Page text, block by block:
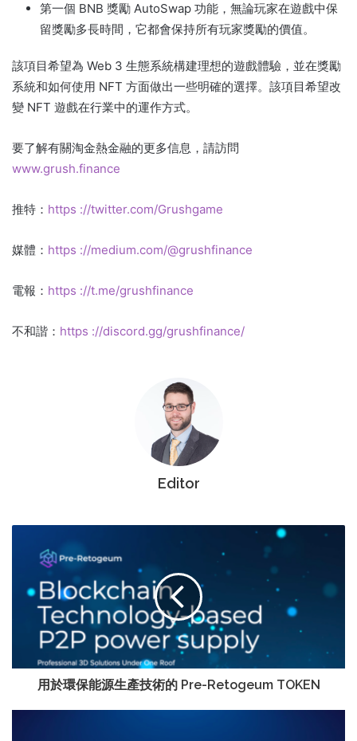
第一個 BNB 獎勵 AutoSwap 功能，無論玩家在遊戲中保
留獎勵多長時間，它都會保持所有玩家獎勵的價值。
該項目希望為 Web 3 生態系統構建理想的遊戲體驗，並在獎勵
系統和如何使用 NFT 方面做出一些明確的選擇。 該項目希望改
變 NFT 遊戲在行業中的運作方式。
要了解有關淘金熱金融的更多信息，請訪問
www.grush.finance
推特： https ://twitter.com/Grushgame
媒體： https ://medium.com/@grushfinance
電報： https ://t.me/grushfinance
不和諧： https ://discord.gg/grushfinance/
Editor
用於環保能源生產技術的 Pre-Retogeum TOKEN